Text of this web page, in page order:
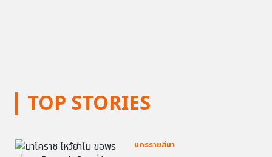
TOP STORIES
นครราชสีมา